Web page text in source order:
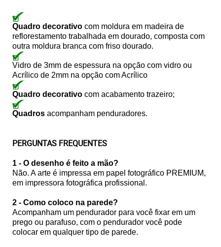
Quadro decorativo com moldura em madeira de
reflorestamento trabalhada em dourado, composta com
outra moldura branca com friso dourado.
Vidro de 3mm de espessura na opção com vidro ou
Acrílico de 2mm na opção com Acrílico
Quadro decorativo com acabamento trazeiro;
Quadros acompanham penduradores.
PERGUNTAS FREQUENTES
1 - O desenho é feito a mão?
Não. A arte é impressa em papel fotográfico PREMIUM,
em impressora fotográfica profissional.
2 - Como coloco na parede?
Acompanham um pendurador para você fixar em um
prego ou parafuso, com o pendurador você pode
colocar em qualquer tipo de parede.